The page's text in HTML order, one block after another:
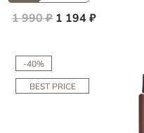
1 990 ₽ 1 194 ₽
-40%
BEST PRICE